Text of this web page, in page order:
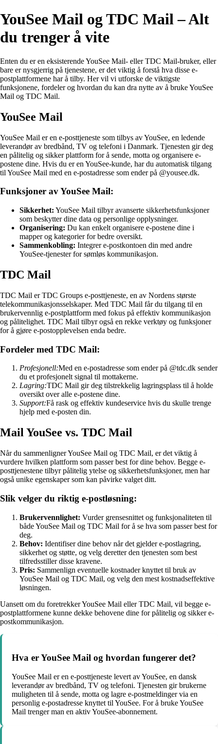
YouSee Mail og TDC Mail – Alt
du trenger å vite
Enten du er en eksisterende YouSee Mail- eller TDC Mail-bruker, eller
bare er nysgjerrig på tjenestene, er det viktig å forstå hva disse e-
postplattformene har å tilby. Her vil vi utforske de viktigste
funksjonene, fordeler og hvordan du kan dra nytte av å bruke YouSee
Mail og TDC Mail.
YouSee Mail
YouSee Mail er en e-posttjeneste som tilbys av YouSee, en ledende
leverandør av bredbånd, TV og telefoni i Danmark. Tjenesten gir deg
en pålitelig og sikker plattform for å sende, motta og organisere e-
postene dine. Hvis du er en YouSee-kunde, har du automatisk tilgang
til YouSee Mail med en e-postadresse som ender på @yousee.dk.
Funksjoner av YouSee Mail:
Sikkerhet: YouSee Mail tilbyr avanserte sikkerhetsfunksjoner
som beskytter dine data og personlige opplysninger.
Organisering: Du kan enkelt organisere e-postene dine i
mapper og kategorier for bedre oversikt.
Sammenkobling: Integrer e-postkontoen din med andre
YouSee-tjenester for sømløs kommunikasjon.
TDC Mail
TDC Mail er TDC Groups e-posttjeneste, en av Nordens største
telekommunikasjonsselskaper. Med TDC Mail får du tilgang til en
brukervennlig e-postplattform med fokus på effektiv kommunikasjon
og pålitelighet. TDC Mail tilbyr også en rekke verktøy og funksjoner
for å gjøre e-postopplevelsen enda bedre.
Fordeler med TDC Mail:
Profesjonell:Med en e-postadresse som ender på @tdc.dk sender
du et profesjonelt signal til mottakerne.
Lagring:TDC Mail gir deg tilstrekkelig lagringsplass til å holde
oversikt over alle e-postene dine.
Support:Få rask og effektiv kundeservice hvis du skulle trenge
hjelp med e-posten din.
Mail YouSee vs. TDC Mail
Når du sammenligner YouSee Mail og TDC Mail, er det viktig å
vurdere hvilken plattform som passer best for dine behov. Begge e-
posttjenestene tilbyr pålitelig ytelse og sikkerhetsfunksjoner, men har
også unike egenskaper som kan påvirke valget ditt.
Slik velger du riktig e-postløsning:
Brukervennlighet: Vurder grensesnittet og funksjonaliteten til
både YouSee Mail og TDC Mail for å se hva som passer best for
deg.
Behov: Identifiser dine behov når det gjelder e-postlagring,
sikkerhet og støtte, og velg deretter den tjenesten som best
tilfredsstiller disse kravene.
Pris: Sammenlign eventuelle kostnader knyttet til bruk av
YouSee Mail og TDC Mail, og velg den mest kostnadseffektive
løsningen.
Uansett om du foretrekker YouSee Mail eller TDC Mail, vil begge e-
postplattformene kunne dekke behovene dine for pålitelig og sikker e-
postkommunikasjon.
Hva er YouSee Mail og hvordan fungerer det?
YouSee Mail er en e-posttjeneste levert av YouSee, en dansk
leverandør av bredbånd, TV og telefoni. Tjenesten gir brukerne
muligheten til å sende, motta og lagre e-postmeldinger via en
personlig e-postadresse knyttet til YouSee. For å bruke YouSee
Mail trenger man en aktiv YouSee-abonnement.